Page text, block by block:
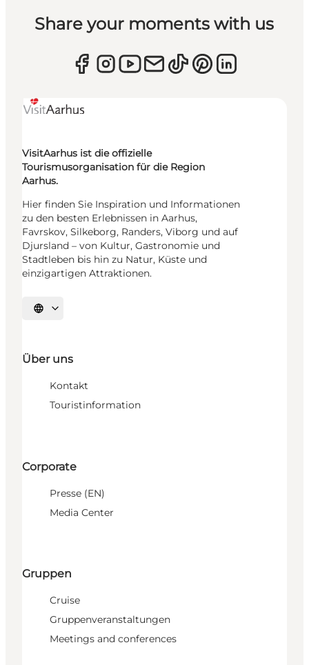
Share your moments with us
VisitAarhus ist die offizielle
Tourismusorganisation für die Region
Aarhus.
Hier finden Sie Inspiration und Informationen
zu den besten Erlebnissen in Aarhus,
Favrskov, Silkeborg, Randers, Viborg und auf
Djursland – von Kultur, Gastronomie und
Stadtleben bis hin zu Natur, Küste und
einzigartigen Attraktionen.
Sprache auswählen
Über uns
Kontakt
Touristinformation
Corporate
Presse (EN)
Media Center
Gruppen
Cruise
Gruppenveranstaltungen
Meetings and conferences